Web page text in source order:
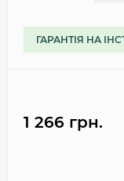
ГАРАНТІЯ НА
1 266 грн.